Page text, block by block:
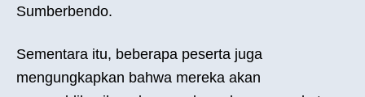
Sumberbendo.
Sementara itu, beberapa peserta juga
mengungkapkan bahwa mereka akan